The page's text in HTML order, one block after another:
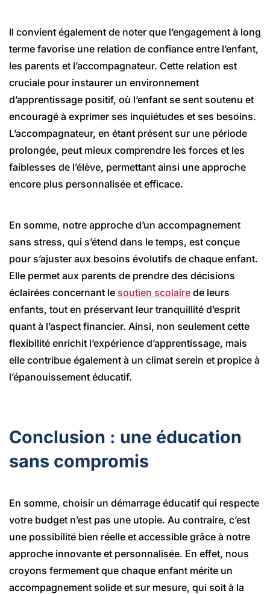
Il convient également de noter que l’engagement à long
terme favorise une relation de confiance entre l’enfant,
les parents et l’accompagnateur. Cette relation est
cruciale pour instaurer un environnement
d’apprentissage positif, où l’enfant se sent soutenu et
encouragé à exprimer ses inquiétudes et ses besoins.
L’accompagnateur, en étant présent sur une période
prolongée, peut mieux comprendre les forces et les
faiblesses de l’élève, permettant ainsi une approche
encore plus personnalisée et efficace.
En somme, notre approche d’un accompagnement
sans stress, qui s’étend dans le temps, est conçue
pour s’ajuster aux besoins évolutifs de chaque enfant.
Elle permet aux parents de prendre des décisions
éclairées concernant le soutien scolaire de leurs
enfants, tout en préservant leur tranquillité d’esprit
quant à l’aspect financier. Ainsi, non seulement cette
flexibilité enrichit l’expérience d’apprentissage, mais
elle contribue également à un climat serein et propice à
l’épanouissement éducatif.
Conclusion : une éducation
sans compromis
En somme, choisir un démarrage éducatif qui respecte
votre budget n’est pas une utopie. Au contraire, c’est
une possibilité bien réelle et accessible grâce à notre
approche innovante et personnalisée. En effet, nous
croyons fermement que chaque enfant mérite un
accompagnement solide et sur mesure, qui soit à la